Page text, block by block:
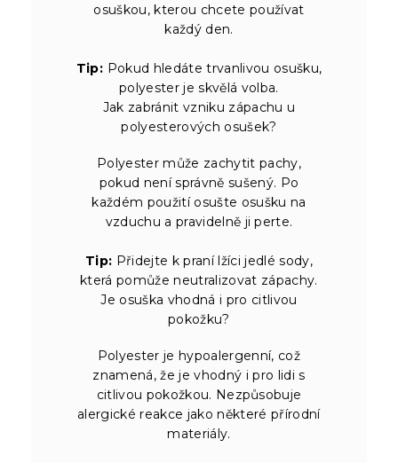
osuškou, kterou chcete používat
každý den.
Tip: Pokud hledáte trvanlivou osušku,
polyester je skvělá volba.
Jak zabránit vzniku zápachu u
polyesterových osušek?
Polyester může zachytit pachy,
pokud není správně sušený. Po
každém použití osušte osušku na
vzduchu a pravidelně ji perte.
Tip: Přidejte k praní lžíci jedlé sody,
která pomůže neutralizovat zápachy.
Je osuška vhodná i pro citlivou
pokožku?
Polyester je hypoalergenní, což
znamená, že je vhodný i pro lidi s
citlivou pokožkou. Nezpůsobuje
alergické reakce jako některé přírodní
materiály.